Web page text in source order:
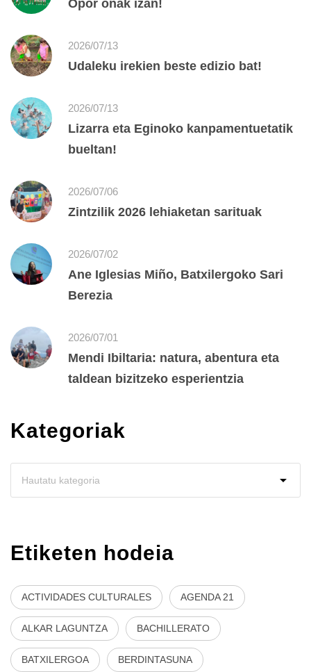
Opor onak izan!
2026/07/13
Udaleku irekien beste edizio bat!
2026/07/13
Lizarra eta Eginoko kanpamentuetatik
bueltan!
2026/07/06
Zintzilik 2026 lehiaketan sarituak
2026/07/02
Ane Iglesias Miño, Batxilergoko Sari
Berezia
2026/07/01
Mendi Ibiltaria: natura, abentura eta
taldean bizitzeko esperientzia
Kategoriak
Etiketen hodeia
ACTIVIDADES CULTURALES AGENDA 21
ALKAR LAGUNTZA BACHILLERATO
BATXILERGOA BERDINTASUNA